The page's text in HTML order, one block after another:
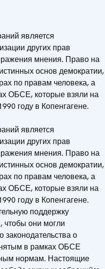
является
других прав
мнения. Право на
основ демократии,
по правам человека, а
ОБСЕ, которые взяли на
году в Копенгагене.
является
других прав
мнения. Право на
основ демократии,
по правам человека, а
ОБСЕ, которые взяли на
году в Копенгагене.
поддержку
чтобы они могли
законодательства о
в рамках ОБСЕ
нормам. Настоящие